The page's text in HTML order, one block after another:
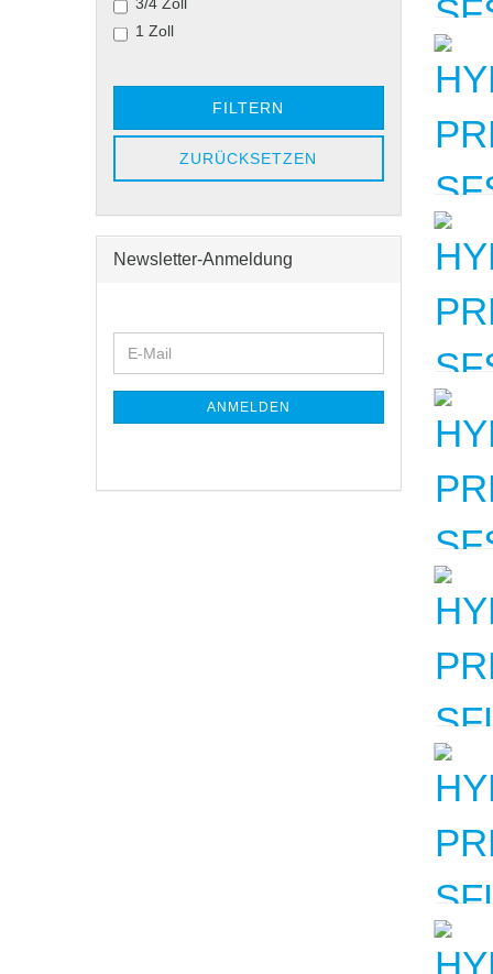
1 Zoll
FILTERN
ZURÜCKSETZEN
Newsletter-Anmeldung
ZUR
ANMELDUNG
E-
Mail
ANMELDEN